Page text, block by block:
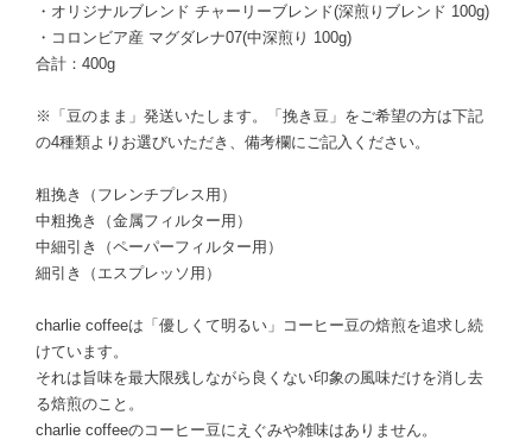
・オリジナルブレンド チャーリーブレンド(深煎りブレンド 100g)
・コロンビア産 マグダレナ07(中深煎り 100g)
合計：400g
※「豆のまま」発送いたします。「挽き豆」をご希望の方は下記
の4種類よりお選びいただき、備考欄にご記入ください。
粗挽き（フレンチプレス用）
中粗挽き（金属フィルター用）
中細引き（ペーパーフィルター用）
細引き（エスプレッソ用）
charlie coffeeは「優しくて明るい」コーヒー豆の焙煎を追求し続
けています。
それは旨味を最大限残しながら良くない印象の風味だけを消し去
る焙煎のこと。
charlie coffeeのコーヒー豆にえぐみや雑味はありません。